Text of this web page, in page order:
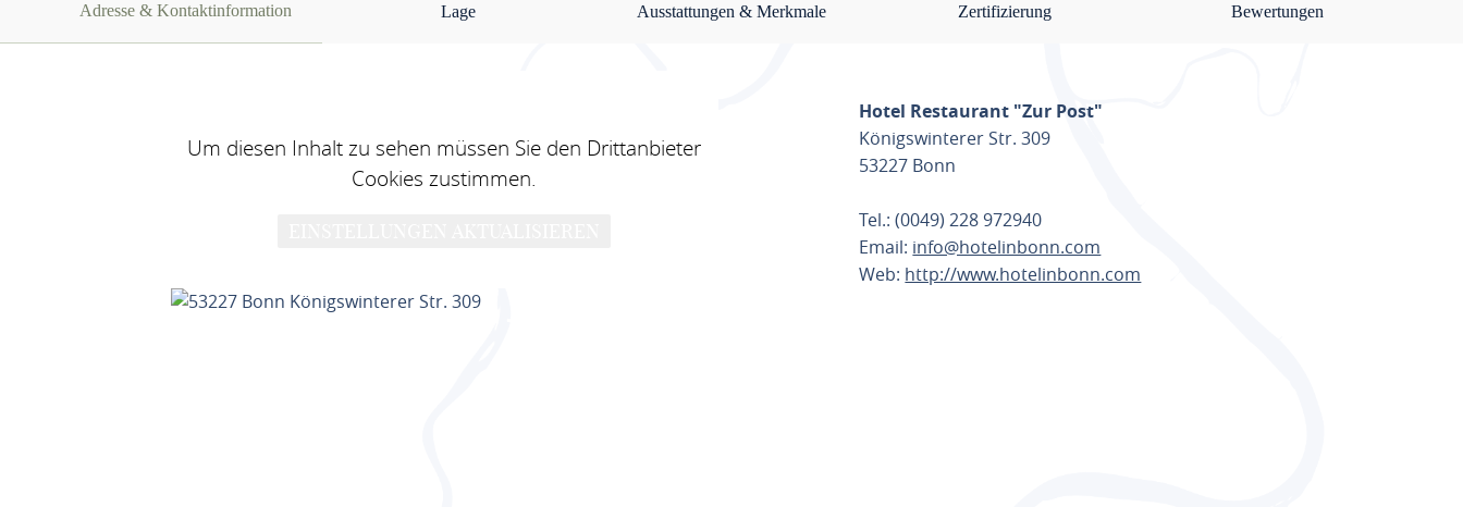
Adresse & Kontaktinformation Lage Ausstattungen & Merkmale Zertifizierung Bewertungen
Um diesen Inhalt zu sehen müssen Sie den Drittanbieter
Cookies zustimmen.
Hotel Restaurant "Zur Post"
Königswinterer Str. 309
53227 Bonn
Tel.: (0049) 228 972940
Email: info@hotelinbonn.com
Web: http://www.hotelinbonn.com